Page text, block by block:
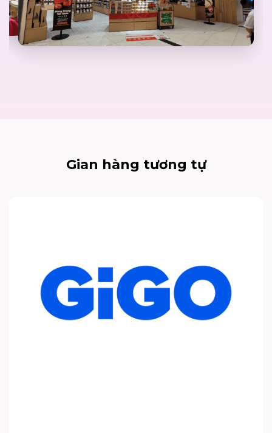
Gian hàng tương tự